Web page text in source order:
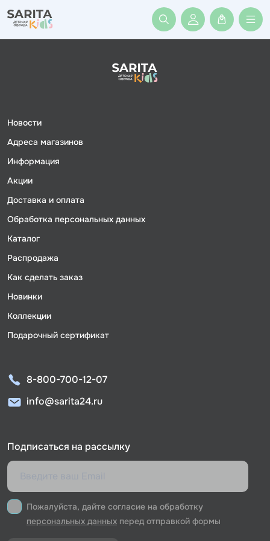
Войти или
Новости
Адреса магазинов
Информация
Акции
Доставка и оплата
Обработка персональных данных
Каталог
Распродажа
Как сделать заказ
Новинки
Коллекции
Подарочный сертификат
8-800-700-12-07
info@sarita24.ru
Подписаться на рассылку
Пожалуйста, дайте согласие на обработку
персональных данных перед отправкой формы